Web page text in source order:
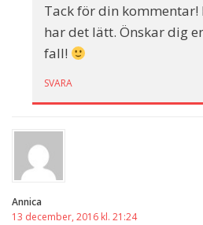
Tack för din
har det lätt. Önskar dig
fall!
SVARA
Annica
13 december, 2016 kl. 21:24